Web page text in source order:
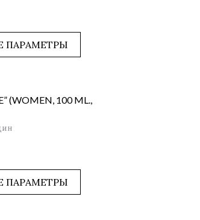
ПАРАМЕТРЫ
(WOMEN, 100 ML.,
ПАРАМЕТРЫ